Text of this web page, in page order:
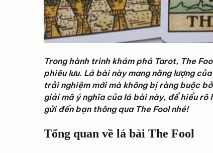
Trong hành trình khám phá Tarot, The
phiêu lưu. Lá bài này mang năng lượng
trải nghiệm mới mà không bị ràng buộc
giải mã ý nghĩa của lá bài này, để hiểu rõ
gửi đến bạn thông qua The Fool nhé!
Tổng quan về lá bài The Fool